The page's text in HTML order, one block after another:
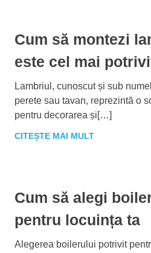
Cum să montezi
este cel mai
Lambriul, cunoscut și sub
perete sau tavan, reprezintă o
pentru decorarea și[…]
CITEȘTE MAI MULT
Cum să alegi
pentru locuința ta
Alegerea boilerului potrivit